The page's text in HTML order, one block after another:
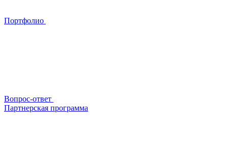
Портфолио
Вопрос-ответ
Партнерская программа